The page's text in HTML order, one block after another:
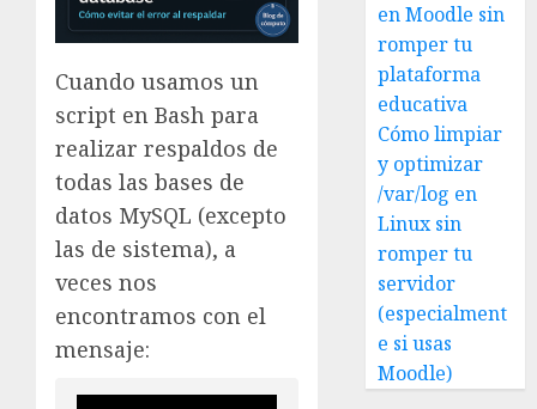
Cuando usamos un
script en Bash para
realizar respaldos de
todas las bases de
datos MySQL (excepto
las de sistema), a
veces nos
encontramos con el
mensaje:
en Moodle sin
romper tu
plataforma
educativa
Cómo limpiar
y optimizar
/var/log en
Linux sin
romper tu
servidor
(especialment
e si usas
Moodle)